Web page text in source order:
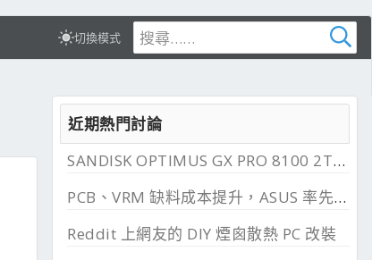
切換模式
近期熱門討論
SANDISK OPTIMUS GX PRO 8100 2TB 與 850X 2TB 開箱, PCIe 5.0 與 4.0 效能比較
PCB、VRM 缺料成本提升，ASUS 率先調漲主機板
Reddit 上網友的 DIY 煙囪散熱 PC 改裝